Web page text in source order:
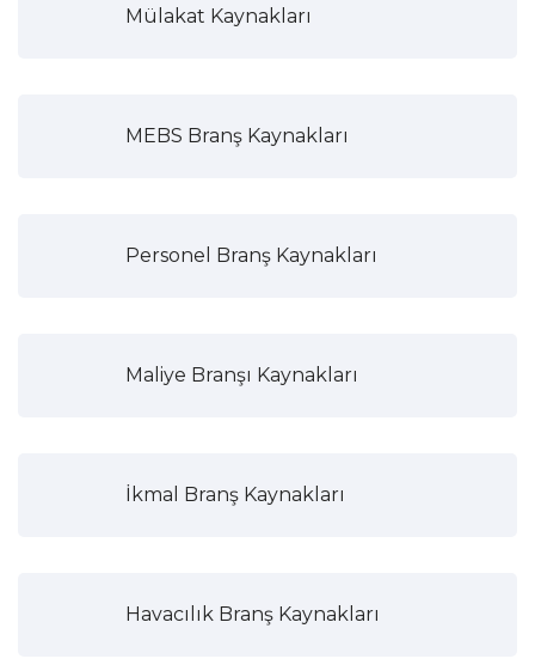
Mülakat Kaynakları
MEBS Branş Kaynakları
Personel Branş Kaynakları
Maliye Branşı Kaynakları
İkmal Branş Kaynakları
Havacılık Branş Kaynakları